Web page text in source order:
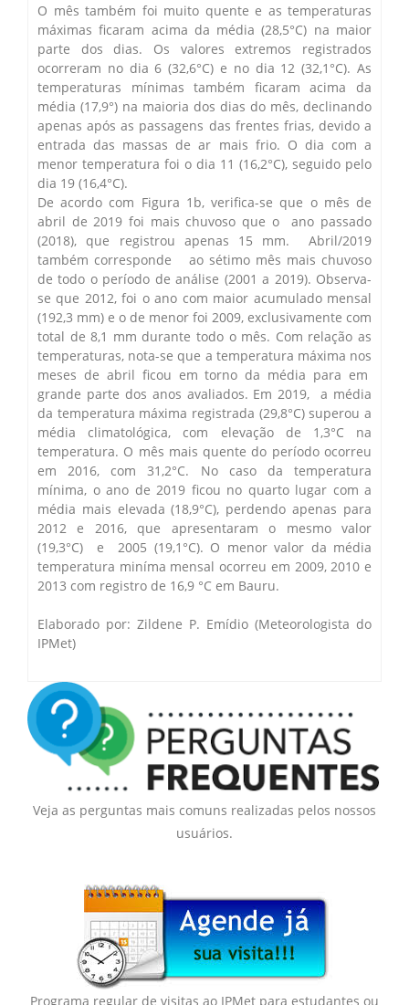
O mês também foi muito quente e as temperaturas
máximas ficaram acima da média (28,5°C) na maior
parte dos dias. Os valores extremos registrados
ocorreram no dia 6 (32,6°C) e no dia 12 (32,1°C). As
temperaturas mínimas também ficaram acima da
média (17,9°) na maioria dos dias do mês, declinando
apenas após as passagens das frentes frias, devido a
entrada das massas de ar mais frio. O dia com a
menor temperatura foi o dia 11 (16,2°C), seguido pelo
dia 19 (16,4°C).
De acordo com Figura 1b, verifica-se que o mês de
abril de 2019 foi mais chuvoso que o ano passado
(2018), que registrou apenas 15 mm. Abril/2019
também corresponde ao sétimo mês mais chuvoso
de todo o período de análise (2001 a 2019). Observa-
se que 2012, foi o ano com maior acumulado mensal
(192,3 mm) e o de menor foi 2009, exclusivamente com
total de 8,1 mm durante todo o mês. Com relação as
temperaturas, nota-se que a temperatura máxima nos
meses de abril ficou em torno da média para em
grande parte dos anos avaliados. Em 2019, a média
da temperatura máxima registrada (29,8°C) superou a
média climatológica, com elevação de 1,3°C na
temperatura. O mês mais quente do período ocorreu
em 2016, com 31,2°C. No caso da temperatura
mínima, o ano de 2019 ficou no quarto lugar com a
média mais elevada (18,9°C), perdendo apenas para
2012 e 2016, que apresentaram o mesmo valor
(19,3°C) e 2005 (19,1°C). O menor valor da média
temperatura miníma mensal ocorreu em 2009, 2010 e
2013 com registro de 16,9 °C em Bauru.
Elaborado por: Zildene P. Emídio (Meteorologista do
IPMet)
Veja as perguntas mais comuns realizadas pelos nossos
usuários.
Programa regular de visitas ao IPMet para estudantes ou